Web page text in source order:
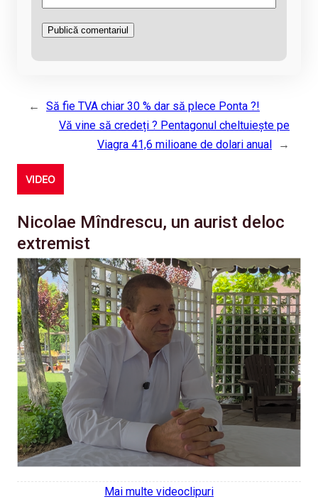
←
Să fie TVA chiar 30 % dar să plece Ponta ?!
Vă vine să credeți ? Pentagonul cheltuiește pe
Viagra 41,6 milioane de dolari anual
→
VIDEO
Nicolae Mîndrescu, un aurist deloc
extremist
Mai multe videoclipuri